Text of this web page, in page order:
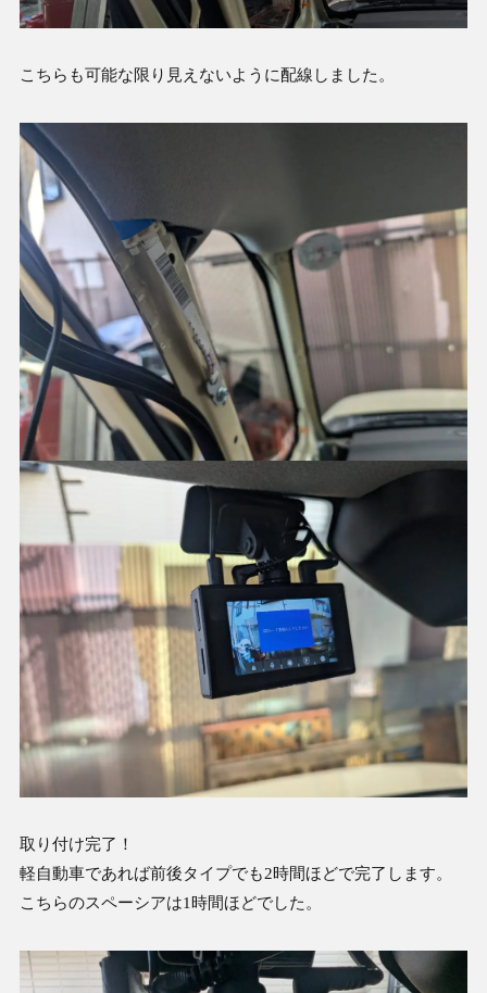
こちらも可能な限り見えないように配線しました。
取り付け完了！
軽自動車であれば前後タイプでも2時間ほどで完了します。
こちらのスペーシアは1時間ほどでした。